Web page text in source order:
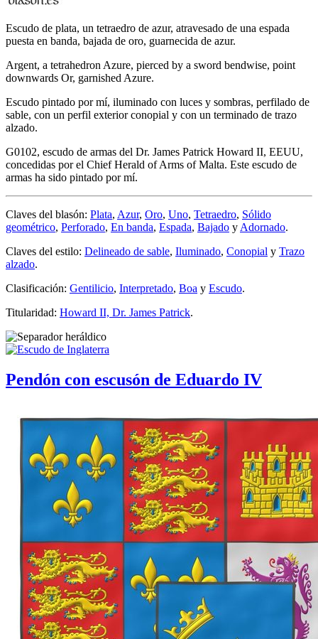
Escudo de plata, un tetraedro de azur, atravesado de una espada
puesta en banda, bajada de oro, guarnecida de azur.
Argent, a tetrahedron Azure, pierced by a sword bendwise, point
downwards Or, garnished Azure.
Escudo pintado por mí, iluminado con luces y sombras, perfilado de
sable, con un perfil exterior conopial y con un terminado de trazo
alzado.
G0102, escudo de armas del Dr. James Patrick Howard II, EEUU,
concedidas por el Chief Herald of Arms of Malta. Este escudo de
armas ha sido pintado por mí.
Claves del blasón: Plata, Azur, Oro, Uno, Tetraedro, Sólido
geométrico, Perforado, En banda, Espada, Bajado y Adornado.
Claves del estilo: Delineado de sable, Iluminado, Conopial y Trazo
alzado.
Clasificación: Gentilicio, Interpretado, Boa y Escudo.
Titularidad: Howard II, Dr. James Patrick.
Pendón con escusón de Eduardo IV